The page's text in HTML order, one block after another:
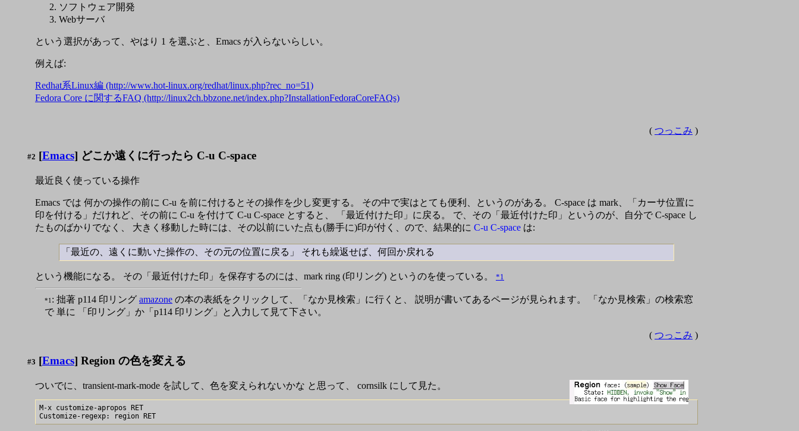
ソフトウェア開発
Webサーバ
という選択があって、やはり 1 を選ぶと、Emacs が入らないらしい。
例えば:
Redhat系Linux編 (http://www.hot-linux.org/redhat/linux.php?rec_no=51)
Fedora Core に関するFAQ (http://linux2ch.bbzone.net/index.php?InstallationFedoraCoreFAQs)
( つっこみ )
#2 [Emacs] どこか遠くに行ったら C-u C-space
最近良く使っている操作
Emacs では 何かの操作の前に C-u を前に付けるとその操作を少し変更する。 その中で実はとても便利、というのがある。 C-space は mark、「カーサ位置に
印を付ける」だけれど、その前に C-u を付けて C-u C-space とすると、 「最近付けた印」に戻る。 で、その「最近付けた印」というのが、自分で C-space し
たものばかりでなく、 大きく移動した時には、その以前にいた点も(勝手に)印が付く、ので、結果的に C-u C-space は:
「最近の、遠くに動いた操作の、その元の位置に戻る」 それも繰返せば、何回か戻れる
という機能になる。 その「最近付けた印」を保存するのには、mark ring (印リング) というのを使っている。 *1
*1: 拙著 p114 印リング amazone の本の表紙をクリックして、「なか見検索」に行くと、 説明が書いてあるページが見られます。 「なか見検索」の検索窓
で 単に 「印リング」か「p114 印リング」と入力して見て下さい。
( つっこみ )
#3 [Emacs] Region の色を変える
ついでに、transient-mark-mode を試して、色を変えられないかな と思って、 cornsilk にして見た。
M-x customize-apropos RET